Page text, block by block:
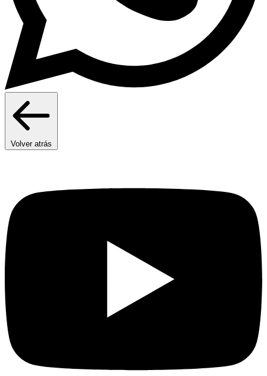
Volver atrás